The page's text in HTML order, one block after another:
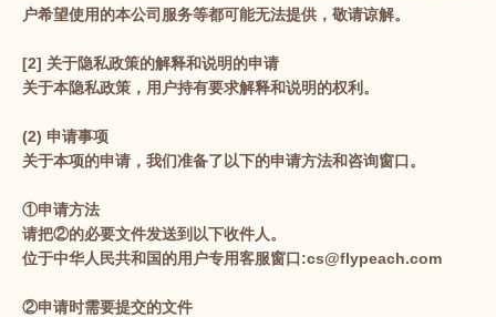
户希望使用的本公司服务等都可能无法提供，敬请谅解。
[2] 关于隐私政策的解释和说明的申请
关于本隐私政策，用户持有要求解释和说明的权利。
(2) 申请事项
关于本项的申请，我们准备了以下的申请方法和咨询窗口。
①申请方法
请把②的必要文件发送到以下收件人。
位于中华人民共和国的用户专用客服窗口:cs@flypeach.com
②申请时需要提交的文件